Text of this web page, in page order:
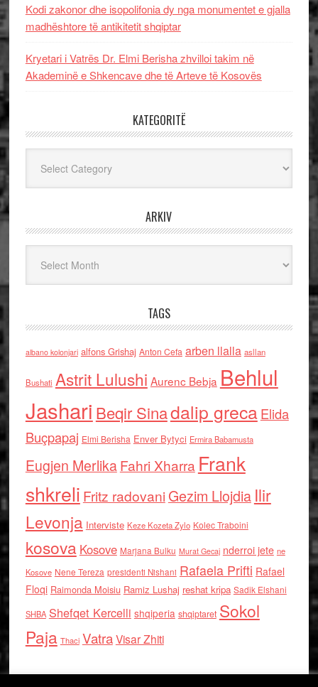
Kodi zakonor dhe isopolifonia dy nga monumentet e gjalla
madhështore të antikitetit shqiptar
Kryetari i Vatrës Dr. Elmi Berisha zhvilloi takim në
Akademinë e Shkencave dhe të Arteve të Kosovës
KATEGORITË
ARKIV
TAGS
albano kolonjari alfons Grishaj Anton Cefa arben llalla asllan
Bushati Astrit Lulushi Aurenc Bebja Behlul
Jashari Beqir Sinadalip grecaElida
Buçpapaj Elmi Berisha Enver Bytyci Ermira Babamusta
Eugjen MerlikaFahri Xharra Frank
shkreli Fritz radovaniGezim Llojdia Ilir
Levonja Interviste Keze Kozeta Zylo Kolec Traboini
kosova Kosove Marjana Bulku Murat Gecaj nderroi jete ne
Kosove Nene Tereza presidenti Nishani Rafaela Prifti Rafael
Floqi Raimonda Moisiu Ramiz Lushaj reshat kripa Sadik Elshani
SHBA Shefqet Kercelli shqiperia shqiptaret Sokol
Paja Thaci VatraVisar Zhiti